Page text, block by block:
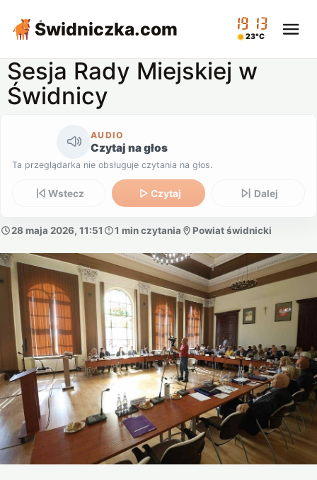
Świdniczka.com 19:13
23°C
Sesja Rady Miejskiej w
Świdnicy
AUDIO
Czytaj na głos
Ta przeglądarka nie obsługuje czytania na głos.
Wstecz Czytaj Dalej
28 maja 2026, 11:51 1 min czytania Powiat świdnicki